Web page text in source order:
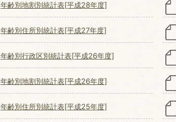
年齢別地割別統計表[平成28年度]
年齢別住所別統計表[平成27年度]
年齢別行政区別統計表[平成26年度]
年齢別地割別統計表[平成26年度]
年齢別住所別統計表[平成25年度]